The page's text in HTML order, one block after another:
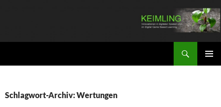
Schlagwort-Archiv: Wertungen